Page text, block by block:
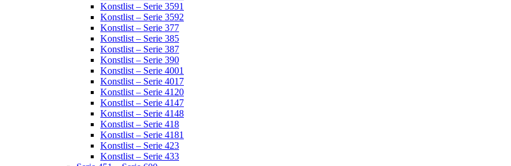
Konstlist – Serie 3591
Konstlist – Serie 3592
Konstlist – Serie 377
Konstlist – Serie 385
Konstlist – Serie 387
Konstlist – Serie 390
Konstlist – Serie 4001
Konstlist – Serie 4017
Konstlist – Serie 4120
Konstlist – Serie 4147
Konstlist – Serie 4148
Konstlist – Serie 418
Konstlist – Serie 4181
Konstlist – Serie 423
Konstlist – Serie 433